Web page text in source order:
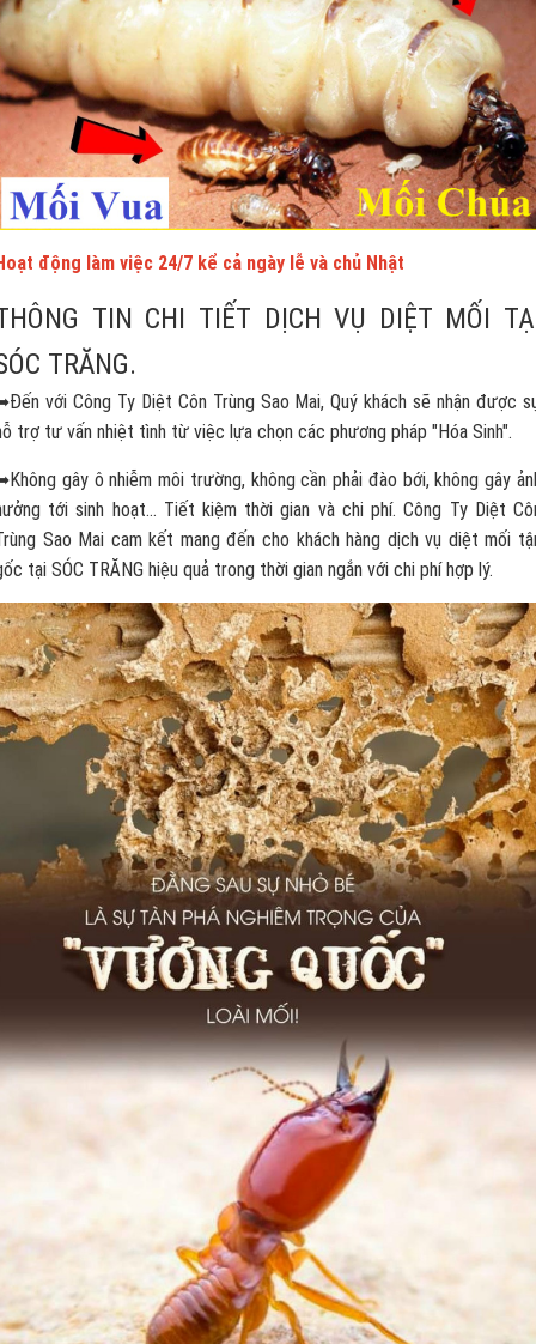
động làm việc 24/7 kể cả ngày lễ và chủ Nhật
TIN CHI TIẾT DỊCH VỤ DIỆT MỐI
TRĂNG.
với Công Ty Diệt Côn Trùng Sao Mai, Quý khách sẽ nhận được
trợ tư vấn nhiệt tình từ việc lựa chọn các phương pháp "Hóa Sinh".
gây ô nhiễm môi trường, không cần phải đào bới, không gây
tới sinh hoạt... Tiết kiệm thời gian và chi phí. Công Ty Diệt
Sao Mai cam kết mang đến cho khách hàng dịch vụ diệt mối
tại SÓC TRĂNG hiệu quả trong thời gian ngắn với chi phí hợp lý.